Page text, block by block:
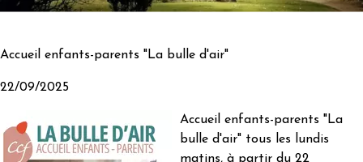
Accueil enfants-parents "La bulle d'air"
22/09/2025
Accueil enfants-parents "La
bulle d'air" tous les lundis
matins, à partir du 22